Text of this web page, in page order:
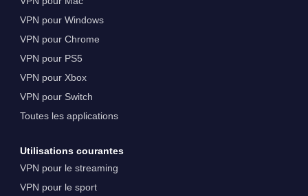
VPN pour Windows
VPN pour Chrome
VPN pour PS5
VPN pour Xbox
VPN pour Switch
Toutes les applications
Utilisations courantes
VPN pour le streaming
VPN pour le sport